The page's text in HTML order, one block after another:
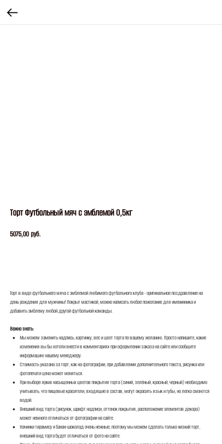
Торт Футбольный мяч с эмблемой 0,5кг
5075,00 руб.
Торт в виде футбольного мяча с эмблемой любимого футбольного клуба - оригинальное поздравление на
день рождения для мужчины! Покрыт мастикой, можно написать любое пожелание для именинника и
добавить эмблему любой другой футбольной команды.
Важно знать:
Мы можем заменить надпись, картинку, вес и цвет торта по вашему желанию. Просто напишите, какие
изменения вы бы хотели внести в комментариях при оформлении заказа на сайте или сообщите
информацию нашему менеджеру.
Стоимость указана за торт, как на фотографии, при добавлении дополнительного текста, рисунка или
фотопечати цена может меняться.
При выборе ярких насыщенных цветов покрытия торта (синий, зелёный, красный, черный) необходимо
учитывать, что пищевые красители, входящие в состав, могут окрасить язык и губы, но легко смоются
водой.
Внешний вид торта (рисунок, шрифт надписи, оттенок покрытия, расположение элементов декора)
может немного отличаться от фотографии на сайте.
Начинки тирамису и банан-шоколад очень нежные, поэтому мы можем сделать только низкий торт,
внешний вид торта будет отличаться от фото на сайте.